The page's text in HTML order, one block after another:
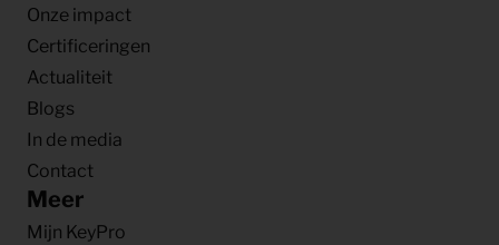
Onze impact
Certificeringen
Actualiteit
Blogs
In de media
Contact
Meer
Mijn KeyPro